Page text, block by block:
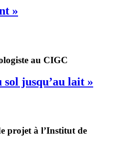
»
au CIGC
jusqu’au lait »
projet à l’Institut de